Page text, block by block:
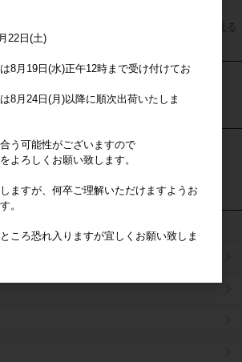
すべてのおすすめ商品を見る
検索
内
22日(土)
8月19日(水)正午12時まで受け付けてお
8月24日(月)以降に順次出荷いたしま
う可能性がございますので
よろしくお願い致します。
ますが、何卒ご理解いただけますようお
。
ころ恐れ入りますが宜しくお願い致しま